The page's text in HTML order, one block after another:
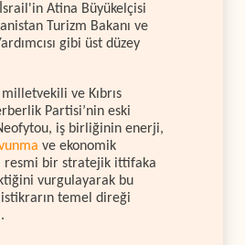
Atina Büyükelçisi
Turizm Bakanı ve
gibi üst düzey
milletvekili ve Kıbrıs
Partisi’nin eski
iş birliğinin enerji,
ve ekonomik
resmi bir stratejik ittifaka
vurgulayarak bu
istikrarın temel direği